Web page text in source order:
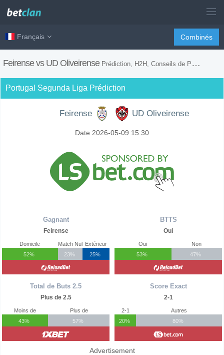
Français Combinés
Feirense vs UD Oliveirense Prédiction, H2H, Conseils de Paris et Prévision du Match
Portugal Segunda Liga Prédiction
Feirense UD Oliveirense
Date 2026-05-09 15:30
Gagnant
Feirense
Domicile
52%
Match Nul
23%
Extérieur
25%
Total de Buts 2.5
Plus de 2.5
Moins de
43%
Plus de
57%
BTTS
Oui
Oui
53%
Non
47%
Score Exact
2-1
2-1
20%
Autres
80%
Advertisement